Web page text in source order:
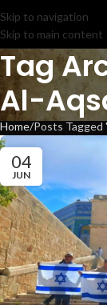
Skip to navigation
Skip to main content
Tag
Al-
Home Posts Tagged
04
JUN